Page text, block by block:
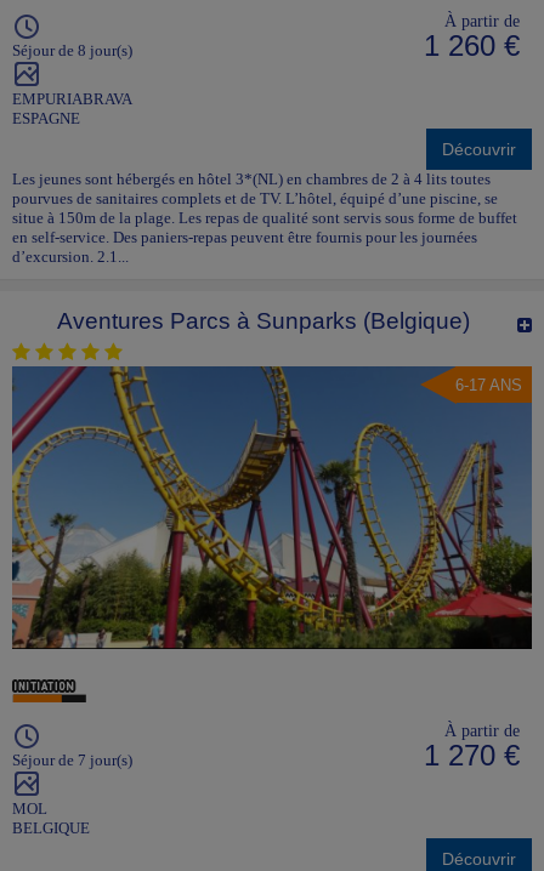
Séjour de 8 jour(s)
EMPURIABRAVA
ESPAGNE
À partir de
1 260 €
Découvrir
Les jeunes sont hébergés en hôtel 3*(NL) en chambres de 2 à 4 lits toutes
pourvues de sanitaires complets et de TV. L’hôtel, équipé d’une piscine, se
situe à 150m de la plage. Les repas de qualité sont servis sous forme de buffet
en self-service. Des paniers-repas peuvent être fournis pour les journées
d’excursion. 2.1...
Aventures Parcs à Sunparks (Belgique)
6-17 ANS
Séjour de 7 jour(s)
MOL
BELGIQUE
À partir de
1 270 €
Découvrir